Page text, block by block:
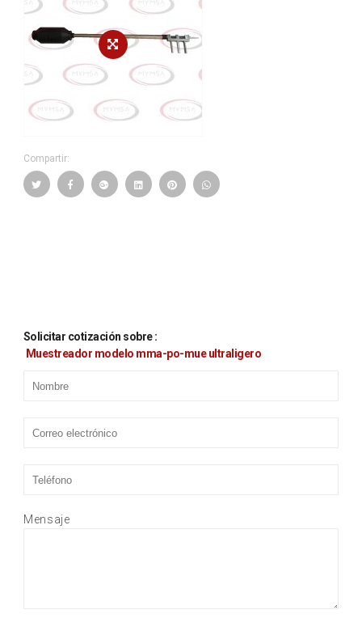
Compartir:
Solicitar cotización sobre :
muestreador modelo mma-po-mue ultraligero
Mensaje